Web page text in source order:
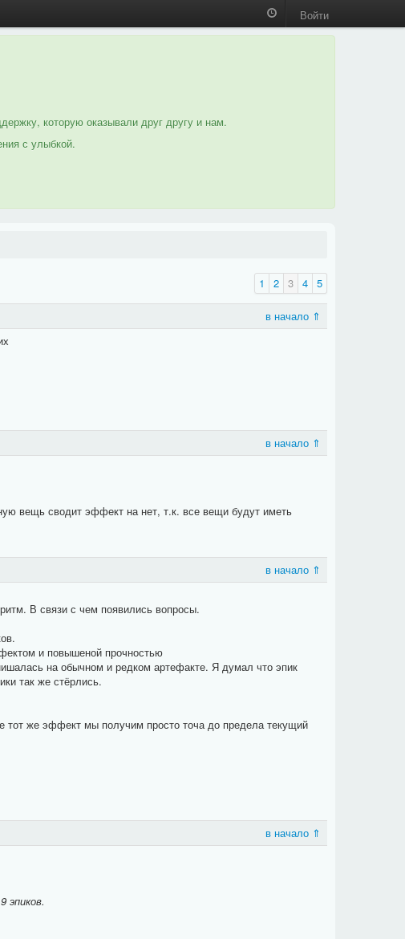
Войти
которую оказывали друг другу и нам.
с улыбкой.
1 2 3 4 5
в начало ⇑
в начало ⇑
вещь сводит эффект на нет, т.к. все вещи будут иметь
в начало ⇑
В связи с чем появились вопросы.
и повышеной прочностью
на обычном и редком артефакте. Я думал что эпик
так же стёрлись.
тот же эффект мы получим просто точа до предела текущий
в начало ⇑
эпиков.